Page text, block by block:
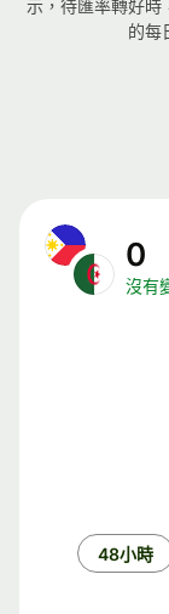
示，待匯率轉好時
的每
0
沒有
48小時